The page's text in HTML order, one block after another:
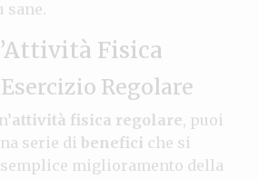
sane.
Fisica
Regolare
attività fisica regolare, puoi
serie di benefici che si
miglioramento della